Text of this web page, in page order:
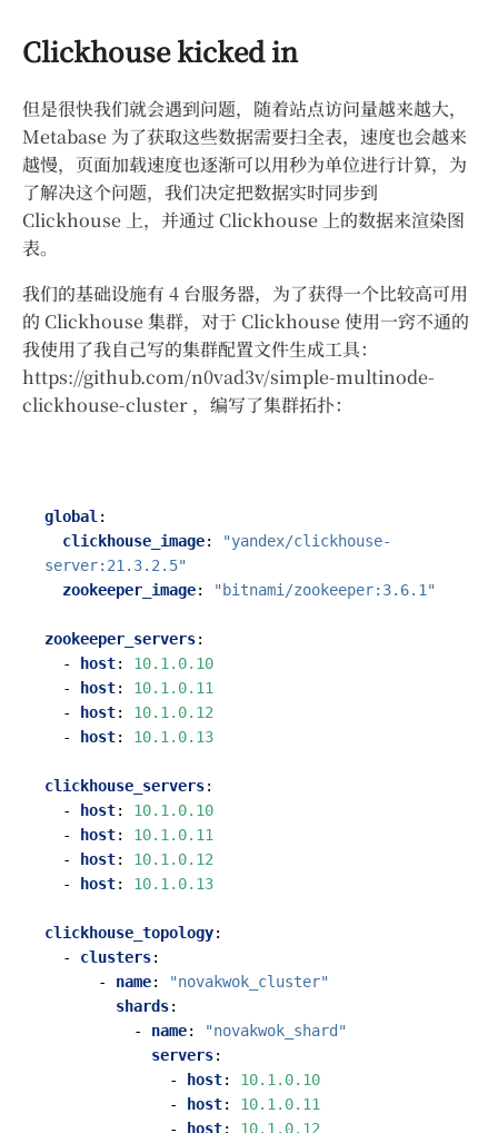
Clickhouse kicked in
但是很快我们就会遇到问题，随着站点访问量越来越大，
Metabase 为了获取这些数据需要扫全表，速度也会越来
越慢，页面加载速度也逐渐可以用秒为单位进行计算，为
了解决这个问题，我们决定把数据实时同步到
Clickhouse 上，并通过 Clickhouse 上的数据来渲染图
表。
我们的基础设施有 4 台服务器，为了获得一个比较高可用
的 Clickhouse 集群，对于 Clickhouse 使用一窍不通的
我使用了我自己写的集群配置文件生成工具：
https://github.com/n0vad3v/simple-multinode-
clickhouse-cluster ，编写了集群拓扑：
global :
clickhouse_image:
"yandex/clickhouse-
server:21.3.2.5"
zookeeper_image: "bitnami/zookeeper:3.6.1"
zookeeper_servers:
-
host:
10.1.0.10
-
host:
10.1.0.11
-
host:
10.1.0.12
-
host: 10.1.0.13
clickhouse_servers:
-
host:
10.1.0.10
-
host:
10.1.0.11
-
host:
10.1.0.12
-
host: 10.1.0.13
clickhouse_topology:
- clusters:
- name:
"novakwok_cluster"
shards:
- name:
"novakwok_shard"
servers:
-
host:
10.1.0.10
-
host:
10.1.0.11
-
host: 10.1.0.12